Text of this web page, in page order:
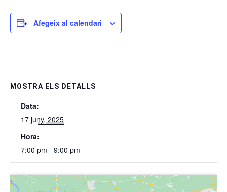
Afegeix al calendari
MOSTRA ELS DETALLS
Data:
17 juny, 2025
Hora:
7:00 pm - 9:00 pm